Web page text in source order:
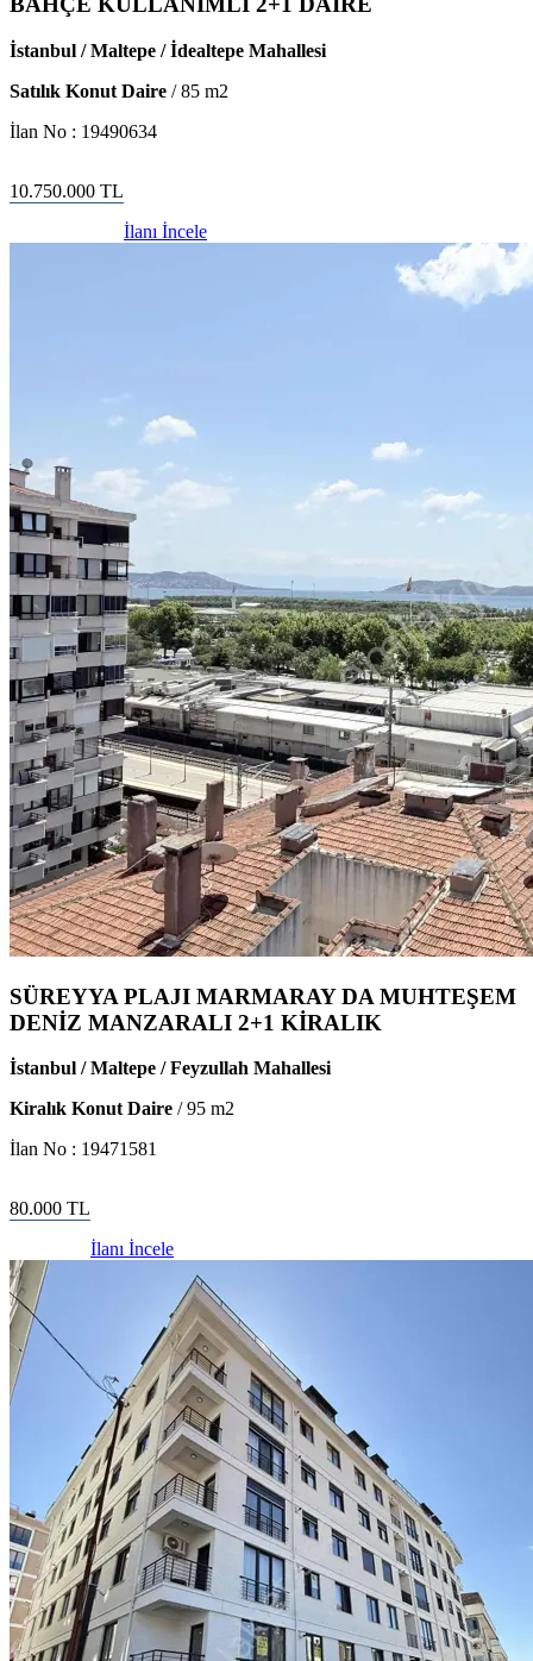
İstanbul / Maltepe / İdealtepe Mahallesi
Satılık Konut Daire /85 m2
İlan No : 19490634
10.750.000 TL
İlanı İncele
SÜREYYA PLAJI MARMARAY DA MUHTEŞEM
DENİZ MANZARALI 2+1 KİRALIK
İstanbul / Maltepe / Feyzullah Mahallesi
Kiralık Konut Daire /95 m2
İlan No : 19471581
80.000 TL
İlanı İncele